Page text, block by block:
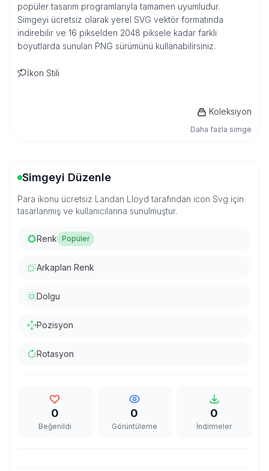
popüler tasarım programlarıyla tamamen uyumludur.
Simgeyi ücretsiz olarak yerel SVG vektör formatında
indirebilir ve 16 pikselden 2048 piksele kadar farklı
boyutlarda sunulan PNG sürümünü kullanabilirsiniz.
İkon Stili
Koleksiyon
Daha fazla simge
Simgeyi Düzenle
Para ikonu ücretsiz Landan Lloyd tarafından icon Svg için
tasarlanmış ve kullanıcılarına sunulmuştur.
Renk Popüler
Arkaplan Renk
Dolgu
Pozisyon
Rotasyon
0
Beğenildi
0
Görüntüleme
0
İndirmeler